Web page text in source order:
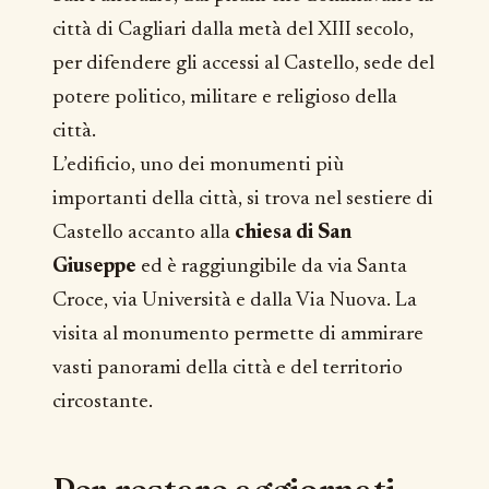
città di Cagliari dalla metà del XIII secolo,
per difendere gli accessi al Castello, sede del
potere politico, militare e religioso della
città.
L’edificio, uno dei monumenti più
importanti della città, si trova nel sestiere di
Castello accanto alla chiesa di San
Giuseppe ed è raggiungibile da via Santa
Croce, via Università e dalla Via Nuova. La
visita al monumento permette di ammirare
vasti panorami della città e del territorio
circostante.